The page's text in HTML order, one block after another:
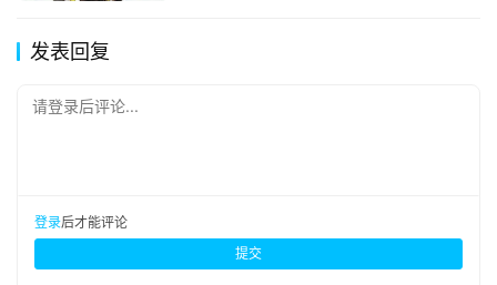
发表回复
请登录后评论...
登录后才能评论
提交